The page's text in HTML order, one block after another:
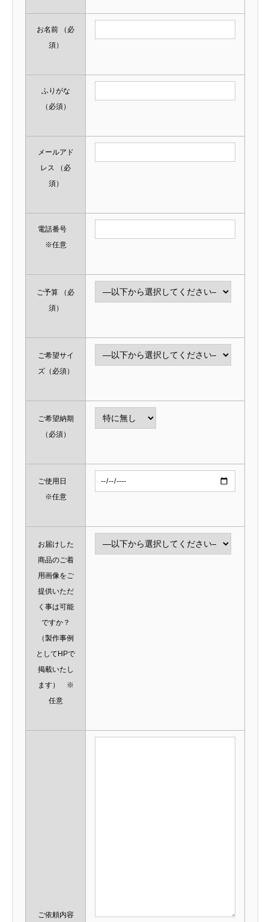
お名前
（必
須）
ふりがな
（必須）
メールアド
レス
（必
須）
電話番号
※任意
ご予算
（必
須）
ご希望サイ
ズ（必須）
ご希望納期
（必須）
ご使用日
※任意
お届けした
商品のご着
用画像をご
提供いただ
く事は可能
ですか？
（製作事例
としてHPで
掲載いたし
ます） ※
任意
ご依頼内容